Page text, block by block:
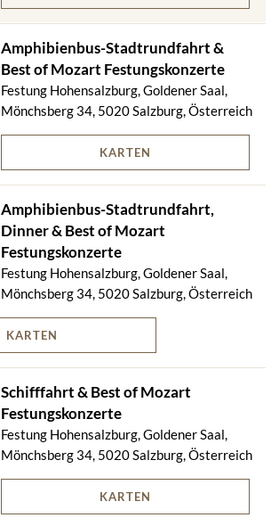
Amphibienbus-Stadtrundfahrt &
Best of Mozart Festungskonzerte
Festung Hohensalzburg, Goldener Saal,
Mönchsberg 34, 5020 Salzburg, Österreich
KARTEN
Amphibienbus-Stadtrundfahrt,
Dinner & Best of Mozart
Festungskonzerte
Festung Hohensalzburg, Goldener Saal,
Mönchsberg 34, 5020 Salzburg, Österreich
KARTEN
Schifffahrt & Best of Mozart
Festungskonzerte
Festung Hohensalzburg, Goldener Saal,
Mönchsberg 34, 5020 Salzburg, Österreich
KARTEN